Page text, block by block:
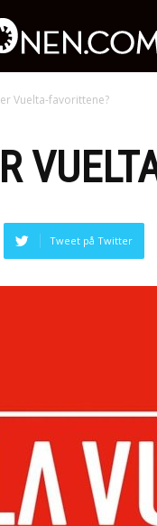
Vuelta-favorittene?
Tweet på Twitter